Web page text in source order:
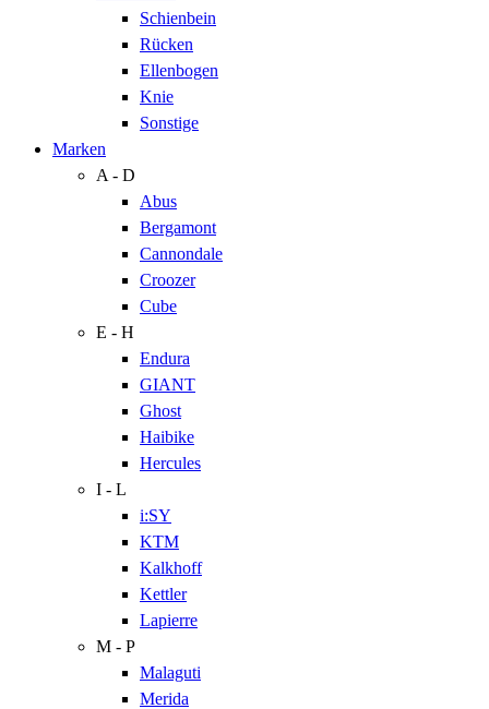
Schienbein
Rücken
Ellenbogen
Knie
Sonstige
Marken
A - D
Abus
Bergamont
Cannondale
Croozer
Cube
E - H
Endura
GIANT
Ghost
Haibike
Hercules
I - L
i:SY
KTM
Kalkhoff
Kettler
Lapierre
M - P
Malaguti
Merida